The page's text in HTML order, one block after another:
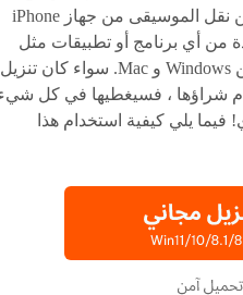
احترافي يمكنه رعاية أي نوع من نقل الموسيقى من جهاز iPhone
من أي برنامج أو تطبيقات مثل
iTunes. وهو مدعوم على كل من Windows و Mac. سواء كان تنزيل
شراؤها ، فسيغطيها في كل
يلي كيفية استخدام هذا